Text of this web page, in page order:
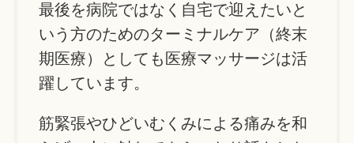
最後を病院ではなく自宅で迎えたいと
いう方のためのターミナルケア（終末
期医療）としても医療マッサージは活
躍しています。
筋緊張やひどいむくみによる痛みを和